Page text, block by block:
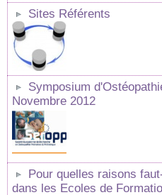
Sites Référents
Symposium
Novembre 2012
Pour quelles raisons
dans les Ecoles de